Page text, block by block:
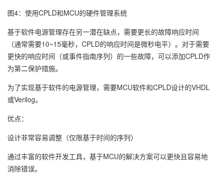
图4：使用CPLD和MCU的硬件管理系统
基于软件电源管理存在另一潜在缺点，需要更长的故障响应时间
（通常需要10~15毫秒，CPLD的响应时间是微秒电平）。对于需要
更快的响应时间（或事件指南序列）的一些故障，可以添加CPLD作
为第二保护措施。
为了实现基于软件的电源管理，需要MCU软件和CPLD设计的VHDL
或Verilog。
优点：
设计非常容易调整（仅限基于时间的序列）
通过丰富的软件开发工具，基于MCU的解决方案可以更快且容易地
消除错误。